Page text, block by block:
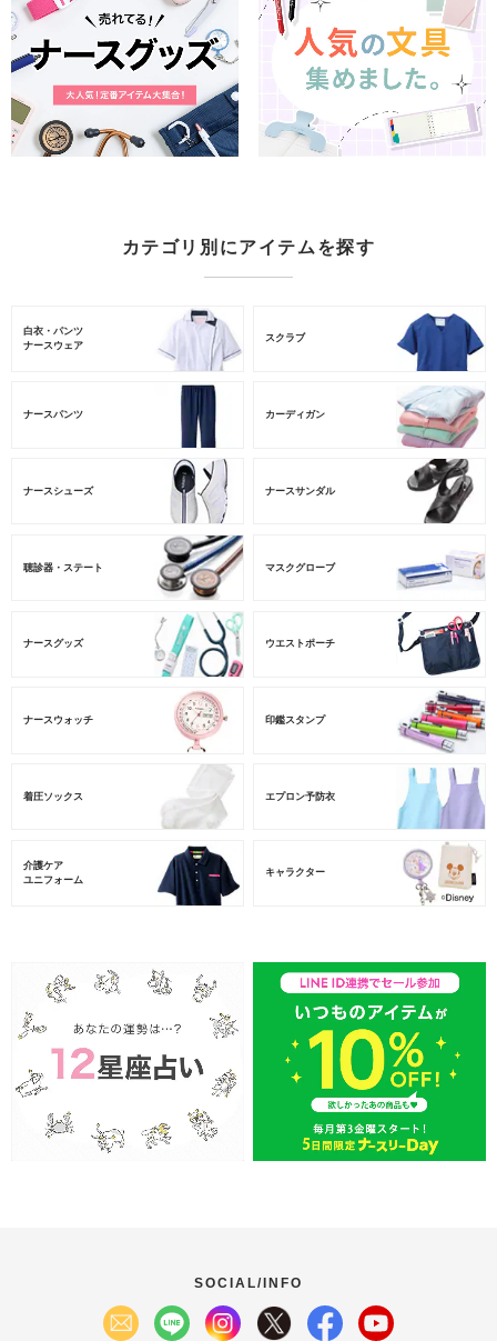
カテゴリ別にアイテムを探す
白衣・パンツ
ナースウェア
スクラブ
ナースパンツ カーディガン
ナースシューズ ナースサンダル
聴診器・ステート マスクグローブ
ナースグッズ ウエストポーチ
ナースウォッチ 印鑑スタンプ
着圧ソックス エプロン予防衣
介護ケア
ユニフォーム
キャラクター
SOCIAL/INFO